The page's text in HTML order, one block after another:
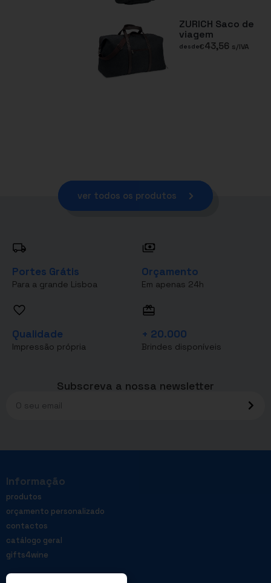
ZURICH Saco de
viagem
desde€43,56 s/IVA
ver todos os produtos
Portes Grátis
Para a grande Lisboa
Orçamento
Em apenas 24h
Qualidade
Impressão própria
+ 20.000
Brindes disponíveis
Subscreva a nossa newsletter
Informação
produtos
orçamento personalizado
contactos
catálogo geral
gifts4wine